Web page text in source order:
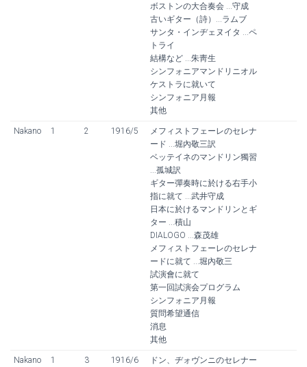
i
u
ボストンの大合奏会 ...守成
古いギター（詩）...ラムブ
サンタ・インヂェヌイタ ...ペ
トライ
結構など ...朱靑生
シンフォニアマンドリニオル
ケストラに就いて
シンフォニア月報
其他
Nakano 1 2 1916/5
メフィストフェーレのセレナ
ード ...堀內敬三訳
ベッテイネのマンドリン獨習
...孤城訳
ギター彈奏時に於ける右手小
指に就て ...武井守成
日本に於けるマンドリンとギ
ター ...積山
DIALOGO ...森茂雄
メフィストフェーレのセレナ
ードに就て ...堀內敬三
試演會に就て
第一回試演会プログラム
シンフォニア月報
質問希望通信
消息
其他
Nakano 1 3 1916/6
ドン、ヂォヴンニのセレナー